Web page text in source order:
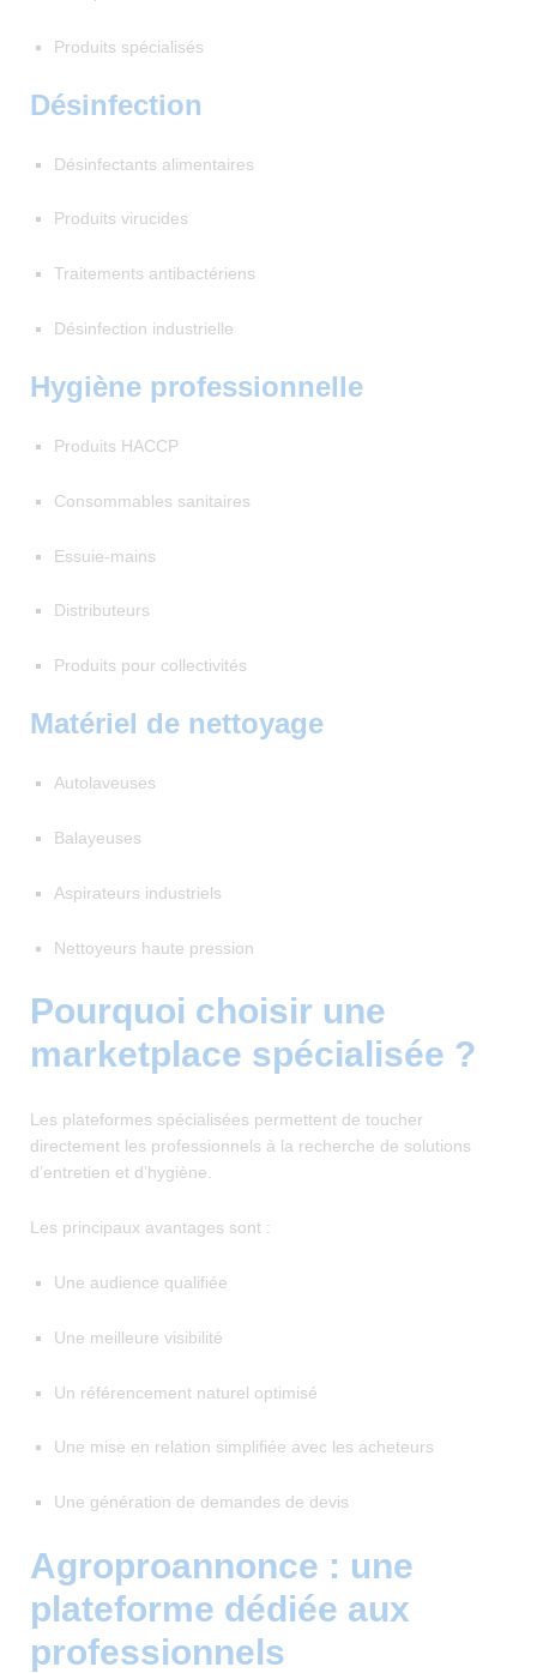
Produits spécialisés
Désinfection
Désinfectants alimentaires
Produits virucides
Traitements antibactériens
Désinfection industrielle
Hygiène professionnelle
Produits HACCP
Consommables sanitaires
Essuie-mains
Distributeurs
Produits pour collectivités
Matériel de nettoyage
Autolaveuses
Balayeuses
Aspirateurs industriels
Nettoyeurs haute pression
Pourquoi choisir une
marketplace spécialisée ?
Les plateformes spécialisées permettent de toucher
directement les professionnels à la recherche de solutions
d’entretien et d’hygiène.
Les principaux avantages sont :
Une audience qualifiée
Une meilleure visibilité
Un référencement naturel optimisé
Une mise en relation simplifiée avec les acheteurs
Une génération de demandes de devis
Agroproannonce : une
plateforme dédiée aux
professionnels